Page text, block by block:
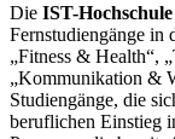
Die IST-
Fernstudiengänge in
„Fitness & Health“,
„Kommunikation &
Studiengänge, die
beruflichen Einstieg